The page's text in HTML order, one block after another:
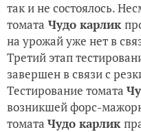
так и не состоялось.
томата Чудо карлик
на урожай уже нет в
Третий этап
завершен в связи с
Тестирование томата
возникшей форс-
томата Чудо карлик